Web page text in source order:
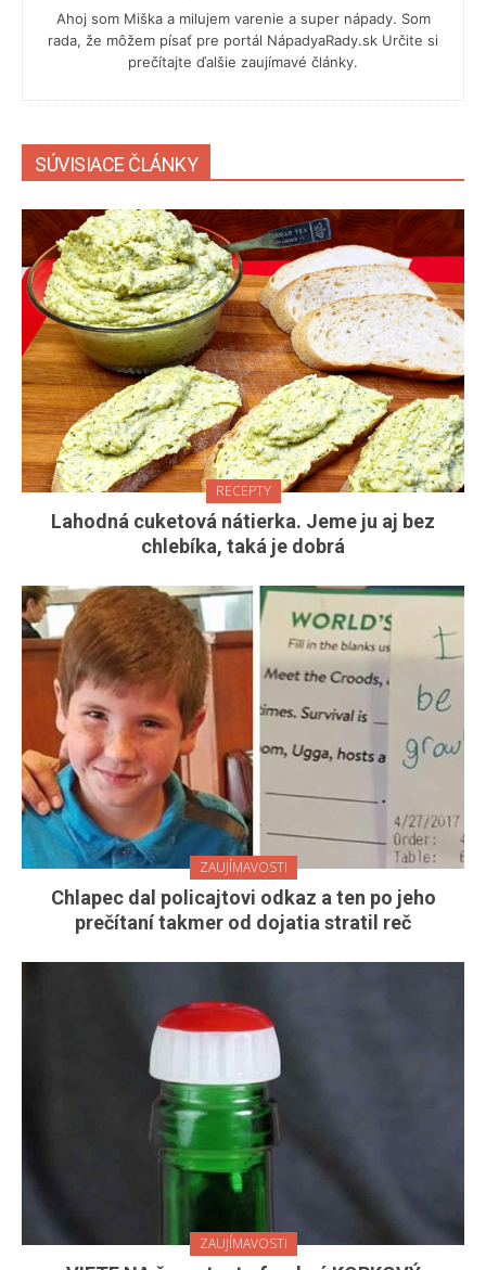
Ahoj som Miška a milujem varenie a super nápady. Som
rada, že môžem písať pre portál NápadyaRady.sk Určite si
prečítajte ďalšie zaujímavé články.
SÚVISIACE ČLÁNKY
RECEPTY
Lahodná cuketová nátierka. Jeme ju aj bez
chlebíka, taká je dobrá
ZAUJÍMAVOSTI
Chlapec dal policajtovi odkaz a ten po jeho
prečítaní takmer od dojatia stratil reč
ZAUJÍMAVOSTI